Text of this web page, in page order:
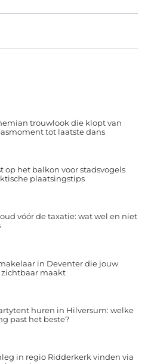
trouwlook die klopt van
tot laatste dans
op het balkon voor stadsvogels
plaatsingstips
vóór de taxatie: wat wel en niet
in Deventer die jouw
maakt
huren in Hilversum: welke
past het beste?
in regio Ridderkerk vinden via